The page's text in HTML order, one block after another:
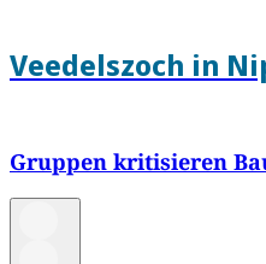
Veedelszoch in
Gruppen kritisieren